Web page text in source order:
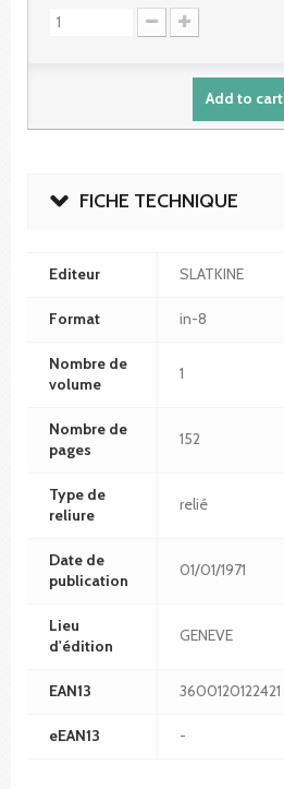
Add to cart
FICHE TECHNIQUE
Editeur SLATKINE
Format in-8
Nombre de
volume
1
Nombre de
pages
152
Type de
reliure
relié
Date de
publication
01/01/1971
Lieu
d'édition
GENEVE
EAN13 3600120122421
eEAN13 -